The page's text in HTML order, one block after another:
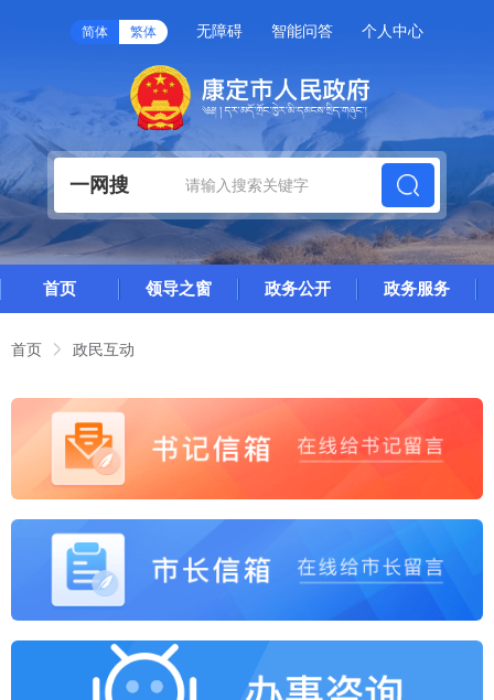
简体 繁体 无障碍 智能问答 个人中心
一网搜
首页 领导之窗 政务公开 政务服务
首页 政民互动